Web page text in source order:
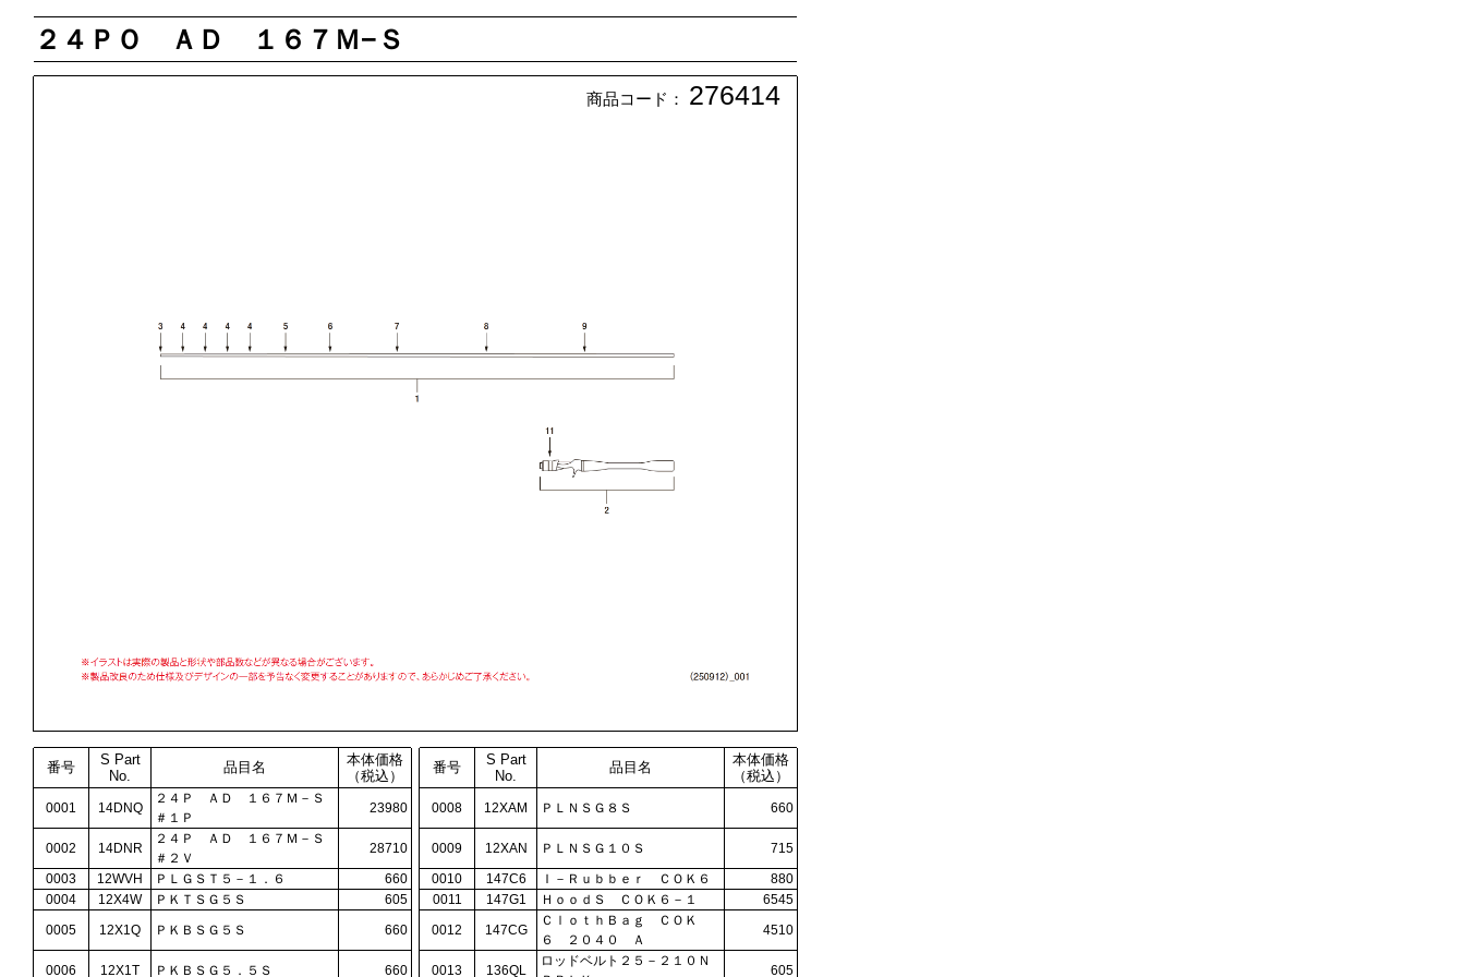
２４ＰＯ ＡＤ １６７Ｍ−Ｓ
商品コード： 276414
番号
S Part
No.
品目名
本体価格
（税込）
番号
S Part
No.
品目名
本体価格
（税込）
0001 14DNQ
２４Ｐ ＡＤ １６７Ｍ－Ｓ
＃１Ｐ
23980 0008 12XAM ＰＬＮＳＧ８Ｓ 660
0002 14DNR
２４Ｐ ＡＤ １６７Ｍ－Ｓ
＃２Ｖ
28710 0009 12XAN ＰＬＮＳＧ１０Ｓ
715
0003
12WVH ＰＬＧＳＴ５－１．６ 660 0010 147C6 Ｉ－Ｒｕｂｂｅｒ ＣＯＫ６
880
0004
12X4W ＰＫＴＳＧ５Ｓ 605 0011 147G1 ＨｏｏｄＳ ＣＯＫ６－１
6545
0005
12X1Q ＰＫＢＳＧ５Ｓ 660 0012 147CG
ＣｌｏｔｈＢａｇ ＣＯＫ
６ ２０４０ Ａ
4510
0006 12X1T ＰＫＢＳＧ５．５Ｓ 660 0013 136QL
ロッドベルト２５－２１０Ｎ
605